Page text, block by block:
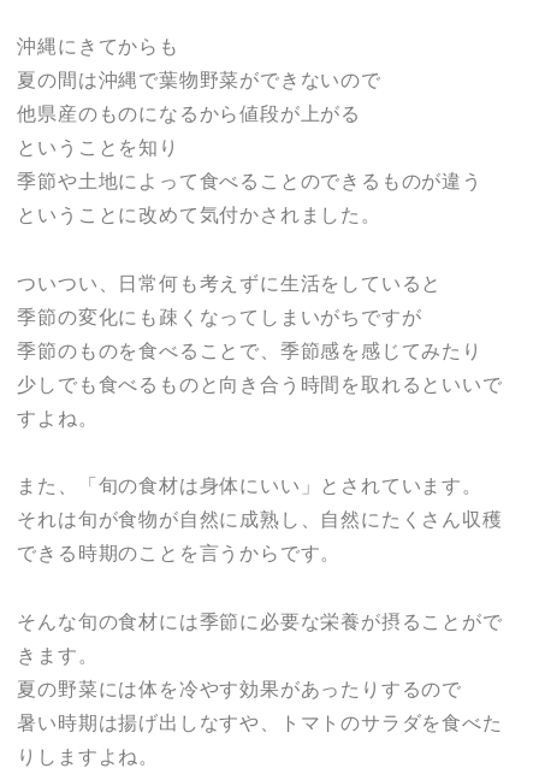
沖縄にきてからも
夏の間は沖縄で葉物野菜ができないので
他県産のものになるから値段が上がる
ということを知り
季節や土地によって食べることのできるものが違う
ということに改めて気付かされました。
ついつい、日常何も考えずに生活をしていると
季節の変化にも疎くなってしまいがちですが
季節のものを食べることで、季節感を感じてみたり
少しでも食べるものと向き合う時間を取れるといいで
すよね。
また、「旬の食材は身体にいい」とされています。
それは旬が食物が自然に成熟し、自然にたくさん収穫
できる時期のことを言うからです。
そんな旬の食材には季節に必要な栄養が摂ることがで
きます。
夏の野菜には体を冷やす効果があったりするので
暑い時期は揚げ出しなすや、トマトのサラダを食べた
りしますよね。